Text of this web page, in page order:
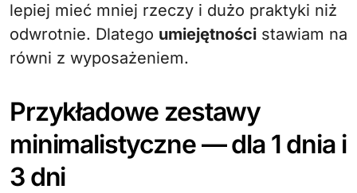
lepiej mieć mniej rzeczy i dużo praktyki niż
odwrotnie. Dlatego umiejętności stawiam na
równi z wyposażeniem.
Przykładowe zestawy
minimalistyczne — dla 1 dnia i
3 dni